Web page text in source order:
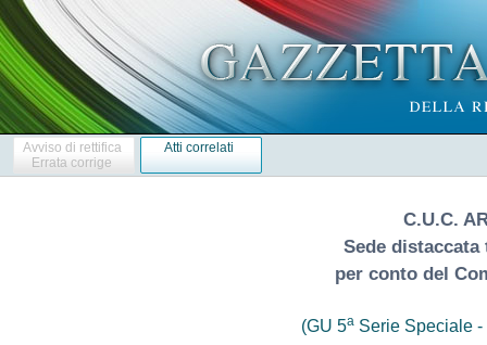
Avviso di rettifica
Errata corrige
Atti correlati
C.U.C.
Sede
per conto del
(GU 5aSerie Speciale -